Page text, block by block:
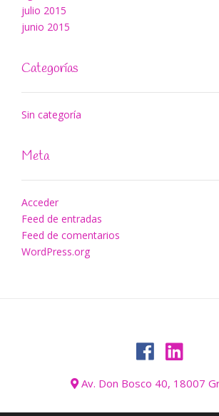
julio 2015
junio 2015
Categorías
Sin categoría
Meta
Acceder
Feed de entradas
Feed de comentarios
WordPress.org
Av. Don Bosco 40, 18007